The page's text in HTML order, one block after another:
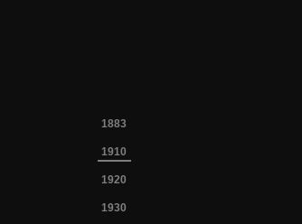
1883
1910
1920
1930